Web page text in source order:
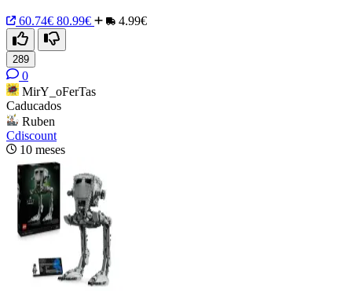
60.74€ 80.99€ 4.99€
289
0
MirY_oFerTas
Caducados
Ruben
Cdiscount
10 meses